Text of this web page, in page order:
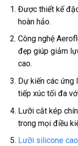
Được thiết kế
hoàn hảo.
Công nghệ
đẹp giúp giảm
cao.
Dự kiến các ứng
tiếp xúc tối đa
Lưỡi cắt kép
trong mọi điều
Lưỡi silicone